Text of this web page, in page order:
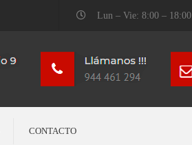
Lun – Vie: 8:00 – 18:00
CONTACTO